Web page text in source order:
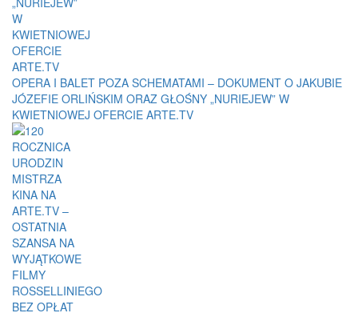
OPERA I BALET POZA SCHEMATAMI – DOKUMENT O JAKUBIE
JÓZEFIE ORLIŃSKIM ORAZ GŁOŚNY „NURIEJEW” W
KWIETNIOWEJ OFERCIE ARTE.TV